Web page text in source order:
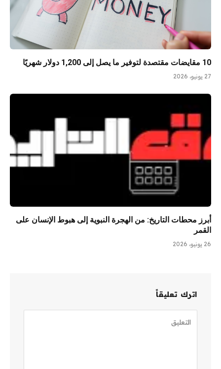
10 مقايضات مقتصدة لتوفير ما يصل إلى 1,200 دولار شهريًا
27 يونيو، 2026
أبرز محطات التاريخ: من الهجرة النبوية إلى هبوط الإنسان على
القمر
26 يونيو، 2026
اترك تعليقاً